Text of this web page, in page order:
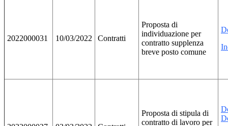
2022000031 10/03/2022 Contratti
Proposta di
individuazione per
contratto supplenza
breve posto comune
Proposta di stipula di
contratto di lavoro per